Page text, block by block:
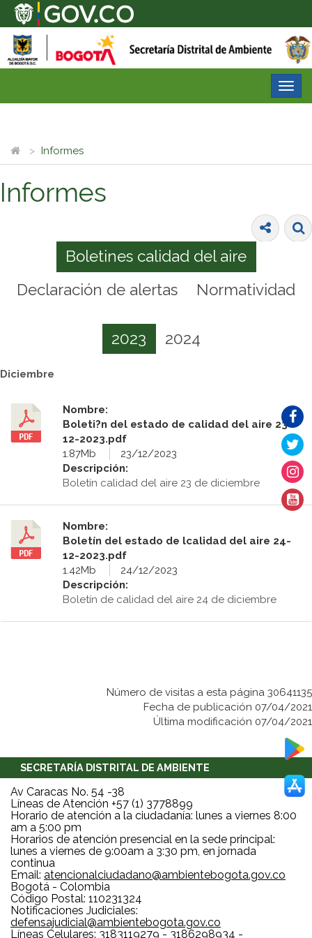
Informes
Informes
Boletines calidad del aire
Declaración de alertas
Normatividad
2023 2024
Diciembre
Nombre:
Boleti?n del estado de calidad del aire 23-
12-2023.pdf
1.87Mb
23/12/2023
Descripción:
Boletín calidad del aire 23 de diciembre
Nombre:
Boletín del estado de lcalidad del aire 24-
12-2023.pdf
1.42Mb
24/12/2023
Descripción:
Boletín de calidad del aire 24 de diciembre
Número de visitas a esta página 30641135
Fecha de publicación 07/04/2021
Última modificación 07/04/2021
SECRETARÍA DISTRITAL DE AMBIENTE
Av Caracas No. 54 -38
Líneas de Atención +57 (1) 3778899
Horario de atención a la ciudadanía: lunes a viernes 8:00
am a 5:00 pm
Horarios de atención presencial en la sede principal:
lunes a viernes de 9:00am a 3:30 pm, en jornada
continua
Email: atencionalciudadano@ambientebogota.gov.co
Bogotá - Colombia
Código Postal: 110231324
Notificaciones Judiciales:
defensajudicial@ambientebogota.gov.co
Líneas Celulares: 3183119279 - 3186298934 -